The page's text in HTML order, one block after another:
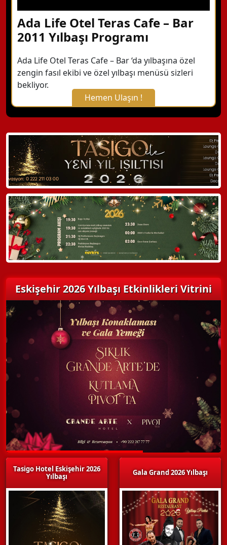
Ada Life Otel Teras Cafe – Bar
2011 Yılbaşı Programı
Ada Life Otel Teras Cafe – Bar ‘da yılbaşına özel
zengin fasıl ekibi ve özel yılbaşı menüsü sizleri
bekliyor.
Hemen Ulaşın !
X Kapat
WhatsApp ile Bilgi Alın
Hemen Arayın
Detaylı Bilgi Alın
Eskişehir 2026 Yılbaşı Etkinlikleri Vitrini
Tasigo Hotel Eskişehir 2026
Yılbaşı
Gala Grand 2026 Yılbaşı